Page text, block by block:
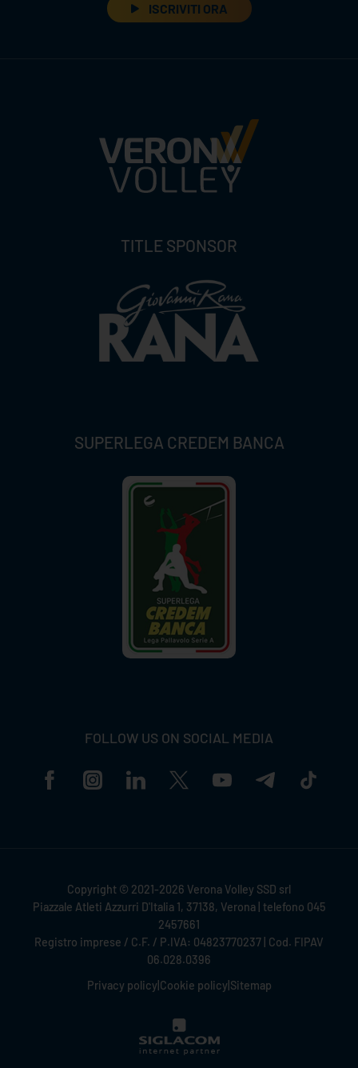
ISCRIVITI ORA
TITLE SPONSOR
SUPERLEGA CREDEM BANCA
FOLLOW US ON SOCIAL MEDIA
Copyright © 2021-2026 Verona Volley SSD srl
Piazzale Atleti Azzurri D'Italia 1, 37138, Verona | telefono 045
2457661
Registro imprese / C.F. / P.IVA: 04823770237 | Cod. FIPAV
06.028.0396
Privacy policy Cookie policy Sitemap